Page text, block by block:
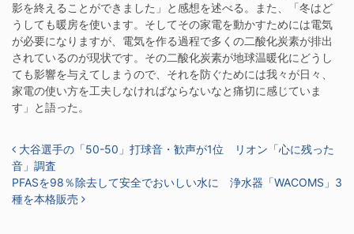
影を終えることができました」と感想を述べる。また、「冬はど
うしても暖房を使います。そしてその家電を動かすためには電気
が必要になりますが、電気を作る過程で多くの二酸化炭素が排出
されているのが現状です。その二酸化炭素が地球温暖化にどうし
ても影響を与えてしまうので、それを防ぐためには我々が日々、
家電の使い方を工夫しなければならないなと痛切に感じていま
す」と語った。
投稿ナビゲーション
大谷選手の「50-50」打球音・歓声が1位 リオン「心に残った
音」調査
PFASを98％除去して安全でおいしい水に 浄水器「WACOMS」3
種を本格販売